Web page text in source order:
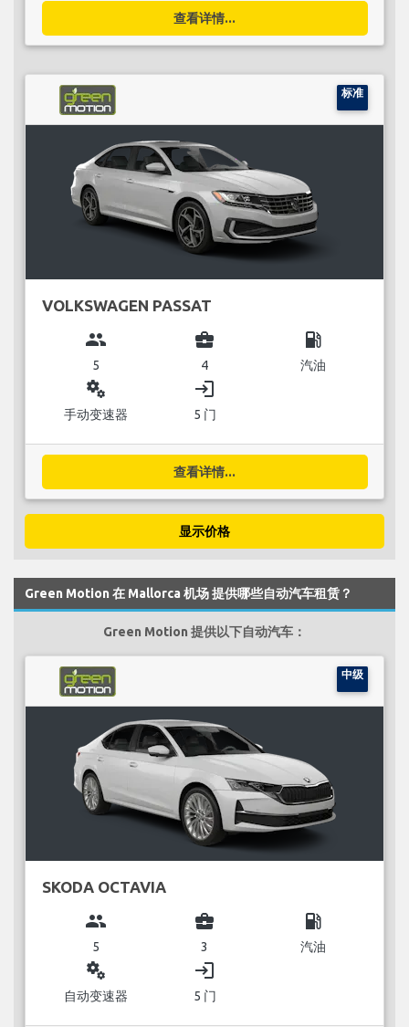
查看详情...
标准
VOLKSWAGEN PASSAT
group
5
business_center
4
local_gas_station
汽油
miscellaneous_services
手动变速器
login
5 门
查看详情...
显示价格
Green Motion 在 Mallorca 机场 提供哪些自动汽车租赁？
Green Motion 提供以下自动汽车：
中级
SKODA OCTAVIA
group
5
business_center
3
local_gas_station
汽油
miscellaneous_services
自动变速器
login
5 门